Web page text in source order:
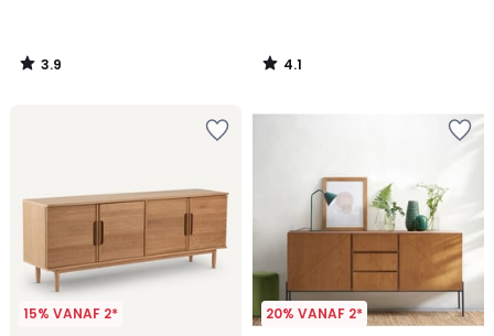
3.9
/
4.1
/
15% VANAF 2* 20% VANAF 2*